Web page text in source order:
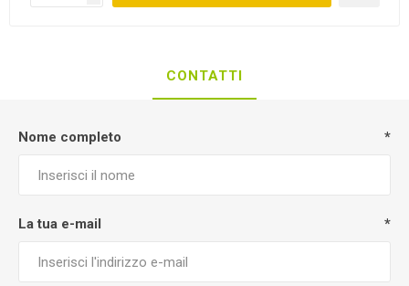
CONTATTI
Nome completo *
La tua e-mail *